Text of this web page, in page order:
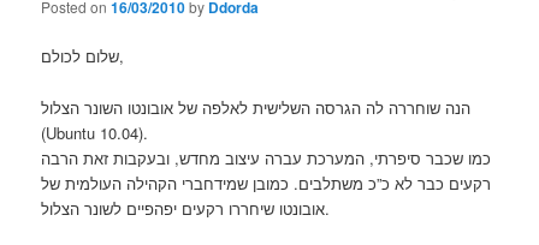
Posted on16/03/2010by Ddorda
שלום לכולם,
הנה שוחררה לה הגרסה השלישית לאלפה של אובונטו השונר הצלול
(Ubuntu 10.04).
כמו שכבר סיפרתי, המערכת עברה עיצוב מחדש, ובעקבות זאת הרבה
רקעים כבר לא כ”כ משתלבים. כמובן שמידחברי הקהילה העולמית של
אובונטו שיחררו רקעים יפהפיים לשונר הצלול.